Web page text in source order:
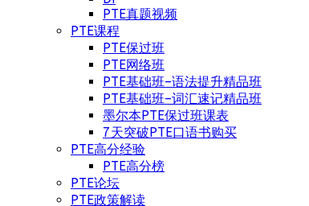
PTE真题视频
PTE课程
PTE保过班
PTE网络班
PTE基础班–语法提升精品班
PTE基础班–词汇速记精品班
墨尔本PTE保过班课表
7天突破PTE口语书购买
PTE高分经验
PTE高分榜
PTE论坛
PTE政策解读